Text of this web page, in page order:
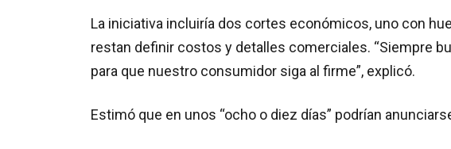
La iniciativa incluiría dos cortes económicos, uno con
restan definir costos y detalles comerciales. “Siempre
para que nuestro consumidor siga al firme”, explicó.
Estimó que en unos “ocho o diez días” podrían